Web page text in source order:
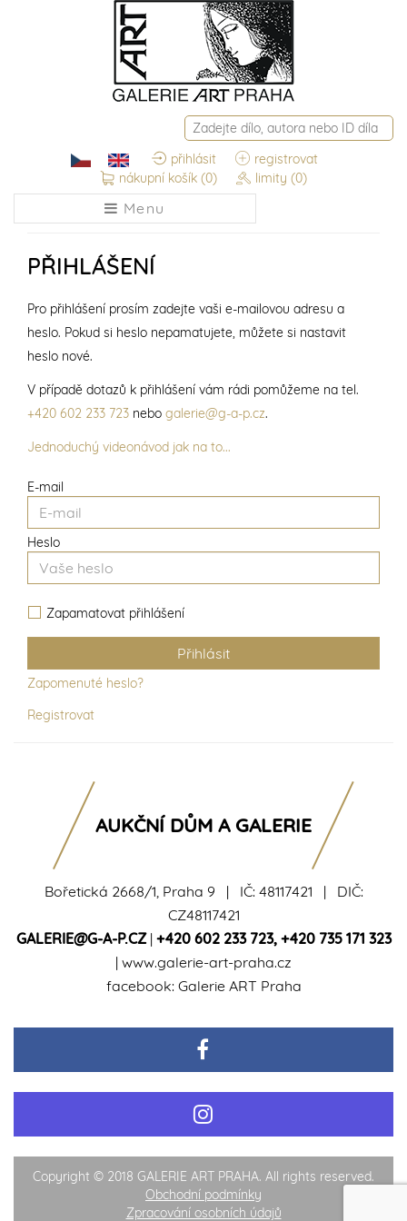
přihlásit
registrovat
nákupní košík (0) limity (0)
Menu
PŘIHLÁŠENÍ
E-mail
Heslo
Zapamatovat přihlášení
Zapomenuté heslo?
Registrovat
Pro přihlášení prosím zadejte vaši e-mailovou adresu a
heslo. Pokud si heslo nepamatujete, můžete si nastavit
heslo nové.
V případě dotazů k přihlášení vám rádi pomůžeme na tel.
+420 602 233 723 nebo galerie@g-a-p.cz.
Jednoduchý videonávod jak na to...
Bořetická 2668/1, Praha 9 | IČ: 48117421 | DIČ:
CZ48117421
GALERIE@G-A-P.CZ| +420 602 233 723, +420 735 171 323
| www.galerie-art-praha.cz
facebook: Galerie ART Praha
AUKČNÍ DŮM A GALERIE
Copyright © 2018 GALERIE ART PRAHA. All rights reserved.
Obchodní podmínky
Zpracování osobních údajů